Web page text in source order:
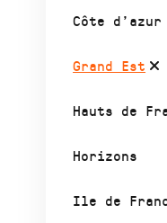
Côte d’azur
Grand Est
Hauts de
Horizons
Ile de